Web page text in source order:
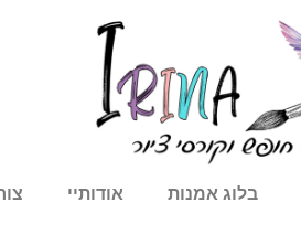
בלוג אמנות אודותיי